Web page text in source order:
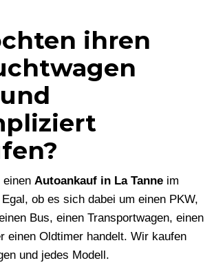
ihren
einen Autoankauf in La Tanne im
ob es sich dabei um einen PKW,
Bus, einen Transportwagen, einen
einen Oldtimer handelt. Wir kaufen
und jedes Modell.